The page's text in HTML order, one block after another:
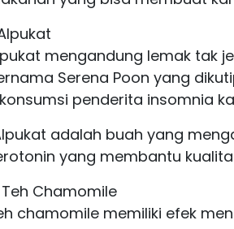
mengandung lemak tak
Serena Poon yang
penderita insomnia
adalah buah yang
yang membantu
Teh Chamomile
chamomile memiliki efek